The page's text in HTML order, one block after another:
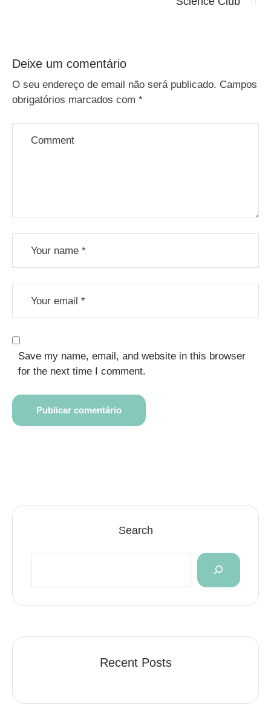
Deixe um comentário
O seu endereço de email não será publicado. Campos
obrigatórios marcados com *
Save my name, email, and website in this browser
for the next time I comment.
Search
Recent Posts